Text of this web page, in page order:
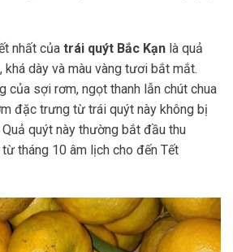
nhất của trái quýt Bắc Kạn là quả
khá dày và màu vàng tươi bắt mắt.
của sợi rơm, ngọt thanh lẫn chút chua
đặc trưng từ trái quýt này không bị
quýt này thường bắt đầu thu
tháng 10 âm lịch cho đến Tết